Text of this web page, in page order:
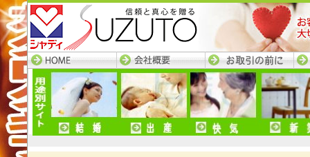
HOME─すず陶トップ
ページ
会社概要 お取引の前に ネ